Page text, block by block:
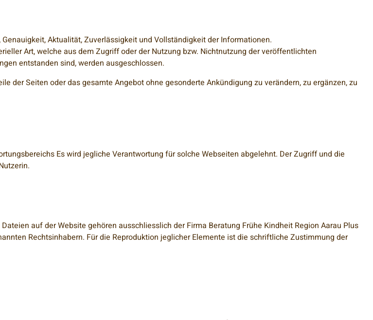
Aktualität, Zuverlässigkeit und Vollständigkeit der Informationen.
Art, welche aus dem Zugriff oder der Nutzung bzw. Nichtnutzung der veröffentlichten
entstanden sind, werden ausgeschlossen.
der Seiten oder das gesamte Angebot ohne gesonderte Ankündigung zu verändern, zu ergänzen, zu
Es wird jegliche Verantwortung für solche Webseiten abgelehnt. Der Zugriff und die
auf der Website gehören ausschliesslich der Firma Beratung Frühe Kindheit Region Aarau Plus
Rechtsinhabern. Für die Reproduktion jeglicher Elemente ist die schriftliche Zustimmung der